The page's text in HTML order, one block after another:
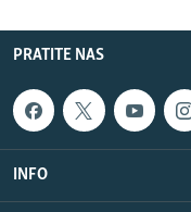
PRATITE NAS
INFO